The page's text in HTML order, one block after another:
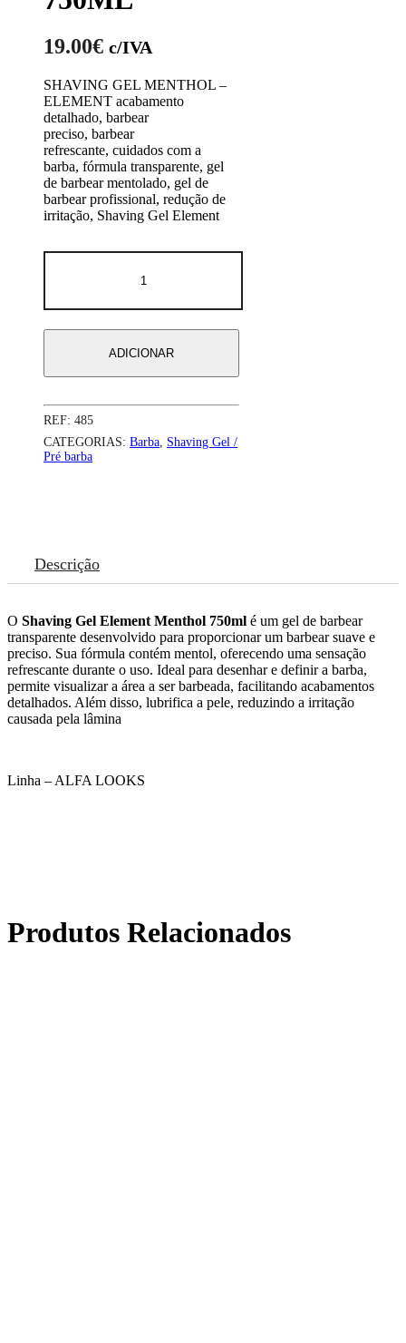
19.00€ c/IVA
SHAVING GEL MENTHOL –
ELEMENT acabamento
detalhado, barbear
preciso, barbear
refrescante, cuidados com a
barba, fórmula transparente, gel
de barbear mentolado, gel de
barbear profissional, redução de
irritação, Shaving Gel Element
de
GEL
MENTHOL
750ML
ADICIONAR
REF: 485
CATEGORIAS: Barba Shaving Gel /
Pré barba
Descrição
O Shaving Gel Element Menthol 750ml é um gel de barbear
transparente desenvolvido para proporcionar um barbear suave e
preciso. Sua fórmula contém mentol, oferecendo uma sensação
refrescante durante o uso. Ideal para desenhar e definir a barba,
permite visualizar a área a ser barbeada, facilitando acabamentos
detalhados. Além disso, lubrifica a pele, reduzindo a irritação
causada pela lâmina
Linha – ALFA LOOKS
Produtos Relacionados